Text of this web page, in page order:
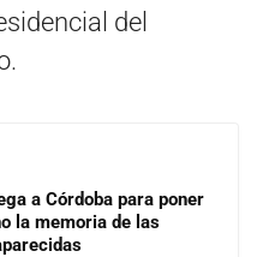
del
a Córdoba para poner
la memoria de las